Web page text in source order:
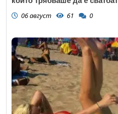
06 август 61 0